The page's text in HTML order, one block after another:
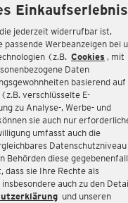
jederzeit widerrufbar ist,
Werbeanzeigen bei
(z.B. Cookies , mit
Daten
basierend auf
verschlüsselte E-
zu Analyse-, Werbe- und
sie auch nur
umfasst auch die
Datenschutzniveau
Behörden diese
dass sie Ihre Rechte als
auch zu den
und unseren